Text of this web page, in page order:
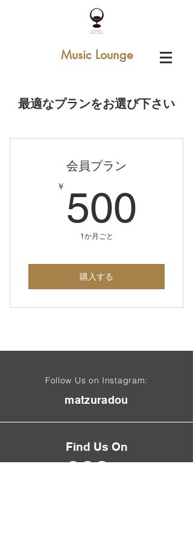
Music Lounge
最適なプランをお選び下さい
会員プラン
￥ 500
1か月ごと
購入する
Follow Us on Instagram:
Find Us On
matzuradou